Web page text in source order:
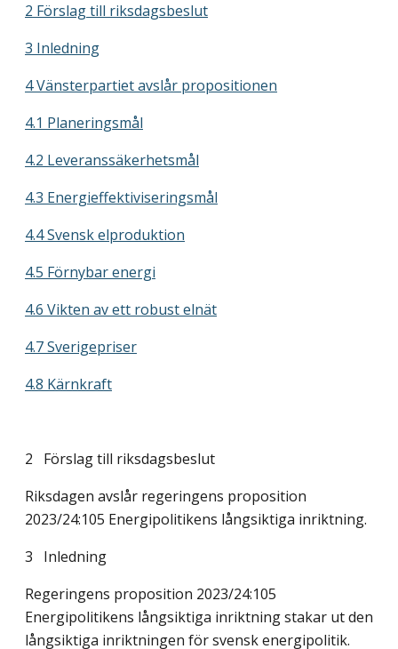
2 Förslag till riksdagsbeslut
3 Inledning
4 Vänsterpartiet avslår propositionen
4.1 Planeringsmål
4.2 Leveranssäkerhetsmål
4.3 Energieffektiviseringsmål
4.4 Svensk elproduktion
4.5 Förnybar energi
4.6 Vikten av ett robust elnät
4.7 Sverigepriser
4.8 Kärnkraft
2 Förslag till riksdagsbeslut
Riksdagen avslår regeringens proposition
2023/24:105 Energipolitikens långsiktiga inriktning.
3 Inledning
Regeringens proposition 2023/24:105
Energipolitikens långsiktiga inriktningstakar ut den
långsiktiga inriktningen för svensk energipolitik.